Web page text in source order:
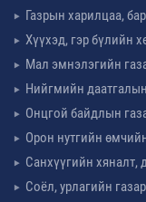
Газрын харилцаа,
Хүүхэд, гэр бүлийн
Мал эмнэлэгийн
Нийгмийн
Онцгой байдлын
Орон нутгийн
Санхүүгийн хяналт,
Соёл, урлагийн газар